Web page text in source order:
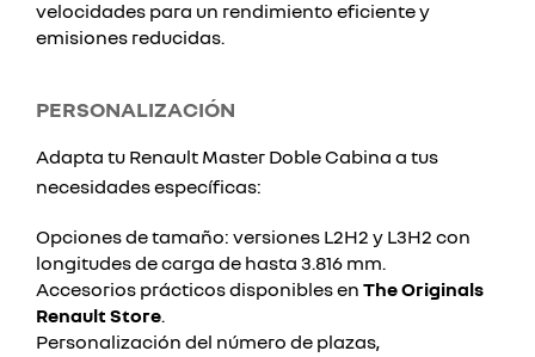
velocidades para un rendimiento eficiente y
emisiones reducidas.
PERSONALIZACIÓN
Adapta tu Renault Master Doble Cabina a tus
necesidades específicas:
Opciones de tamaño: versiones L2H2 y L3H2 con
longitudes de carga de hasta 3.816 mm.
Accesorios prácticos disponibles en The Originals
Renault Store.
Personalización del número de plazas,